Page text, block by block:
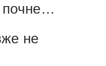
почне…
не